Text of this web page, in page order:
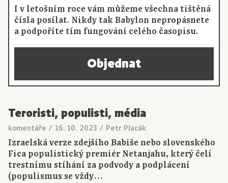
I v letošním roce vám můžeme všechna tištěná
čísla posílat. Nikdy tak Babylon nepropásnete
a podpoříte tím fungování celého časopisu.
Objednat
Teroristi, populisti, média
komentáře / 16. 10. 2023 / Petr Placák
Izraelská verze zdejšího Babiše nebo slovenského
Fica populistický premiér Netanjahu, který čelí
trestnímu stíhání za podvody a podplácení
(populismus se vždy…